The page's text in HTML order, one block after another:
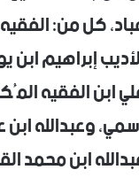
كل من:
إبراهيم ابن
ابن الفقيه
وعبدالله
ابن محمد